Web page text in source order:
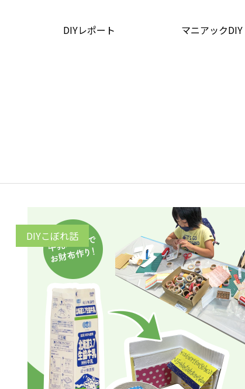
DIYレポート マニアックDIY
DIYこぼれ話